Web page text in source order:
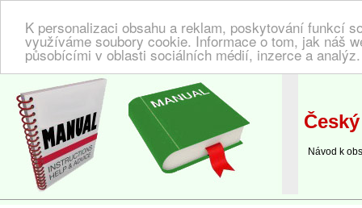
K personalizaci obsahu a reklam, poskytování funkcí
využíváme soubory cookie. Informace o tom, jak náš
působícími v oblasti sociálních médií, inzerce a
NÁVOD K POUŽITÍ| Zde najdete český návod!
Návod k